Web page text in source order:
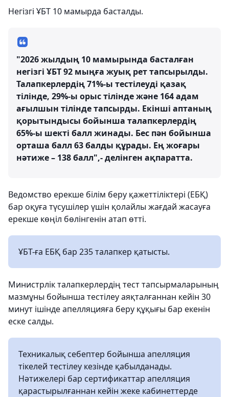
Негізгі ҰБТ 10 мамырда басталды.
"2026 жылдың 10 мамырында басталған
негізгі ҰБТ 92 мыңға жуық рет тапсырылды.
Талапкерлердің 71%-ы тестілеуді қазақ
тілінде, 29%-ы орыс тілінде және 164 адам
ағылшын тілінде тапсырды. Екінші аптаның
қорытындысы бойынша талапкерлердің
65%-ы шекті балл жинады. Бес пән бойынша
орташа балл 63 балды құрады. Ең жоғары
нәтиже – 138 балл",- делінген ақпаратта.
Ведомство ерекше білім беру қажеттіліктері (ЕБҚ)
бар оқуға түсушілер үшін қолайлы жағдай жасауға
ерекше көңіл бөлінгенін атап өтті.
ҰБТ-ға ЕБҚ бар 235 талапкер қатысты.
Министрлік талапкерлердің тест тапсырмаларының
мазмұны бойынша тестілеу аяқталғаннан кейін 30
минут ішінде апелляцияға беру құқығы бар екенін
еске салды.
Техникалық себептер бойынша апелляция
тікелей тестілеу кезінде қабылданады.
Нәтижелері бар сертификаттар апелляция
қарастырылғаннан кейін жеке кабинеттерде